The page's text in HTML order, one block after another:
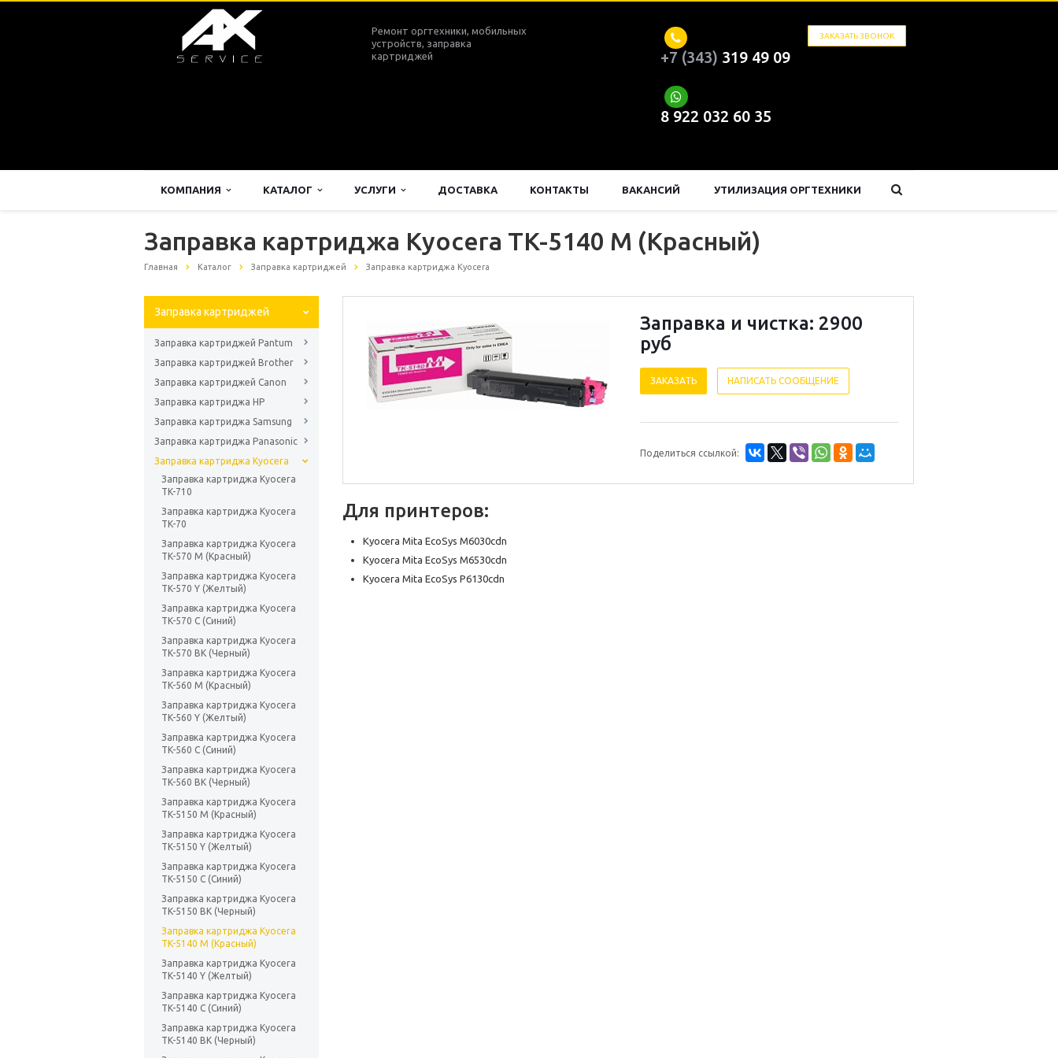
Ремонт оргтехники, мобильных
устройств, заправка
картриджей
ЗАКАЗАТЬ ЗВОНОК
+7 (343) 319 49 09
8 922 032 60 35
КОМПАНИЯ КАТАЛОГ УСЛУГИ ДОСТАВКА КОНТАКТЫ ВАКАНСИЙ УТИЛИЗАЦИЯ ОРГТЕХНИКИ
Заправка картриджа Kyocera TK-5140 M (Красный)
Главная Каталог Заправка картриджей Заправка картриджа Kyocera
Заправка картриджей
Заправка картриджей Pantum
Заправка картриджей Brother
Заправка картриджей Canon
Заправка картриджа HP
Заправка картриджа Samsung
Заправка картриджа Panasonic
Заправка картриджа Kyocera
Заправка картриджа Kyocera
TK-710
Заправка картриджа Kyocera
TK-70
Заправка картриджа Kyocera
TK-570 M (Красный)
Заправка картриджа Kyocera
TK-570 Y (Желтый)
Заправка картриджа Kyocera
TK-570 C (Синий)
Заправка картриджа Kyocera
TK-570 BK (Черный)
Заправка картриджа Kyocera
TK-560 M (Красный)
Заправка картриджа Kyocera
TK-560 Y (Желтый)
Заправка картриджа Kyocera
TK-560 C (Синий)
Заправка картриджа Kyocera
TK-560 BK (Черный)
Заправка картриджа Kyocera
TK-5150 M (Красный)
Заправка картриджа Kyocera
TK-5150 Y (Желтый)
Заправка картриджа Kyocera
TK-5150 C (Синий)
Заправка картриджа Kyocera
TK-5150 BK (Черный)
Заправка картриджа Kyocera
TK-5140 M (Красный)
Заправка картриджа Kyocera
TK-5140 Y (Желтый)
Заправка картриджа Kyocera
TK-5140 C (Синий)
Заправка картриджа Kyocera
TK-5140 BK (Черный)
Заправка и чистка: 2900
руб
ЗАКАЗАТЬ НАПИСАТЬ СООБЩЕНИЕ
Поделиться ссылкой:
Для принтеров:
Kyocera Mita EcoSys M6030cdn
Kyocera Mita EcoSys M6530cdn
Kyocera Mita EcoSys P6130cdn